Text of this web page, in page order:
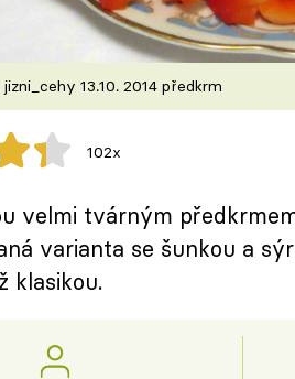
13.10. 2014 předkrm
102x
velmi tvárným
varianta se šunkou a
klasikou.